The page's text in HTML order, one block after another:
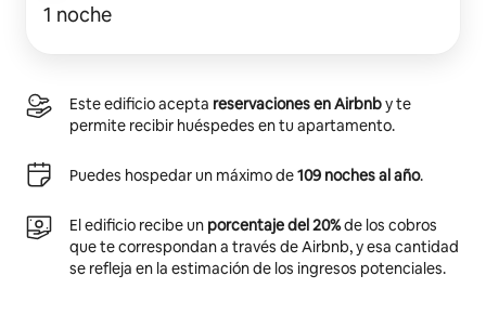
1 noche
Este edificio acepta reservaciones en Airbnby te
permite recibir huéspedes en tu apartamento.
Puedes hospedar un máximo de109 noches al año.
El edificio recibe un porcentaje del 20%de los cobros
que te correspondan a través de Airbnb, y esa cantidad
se refleja en la estimación de los ingresos potenciales.